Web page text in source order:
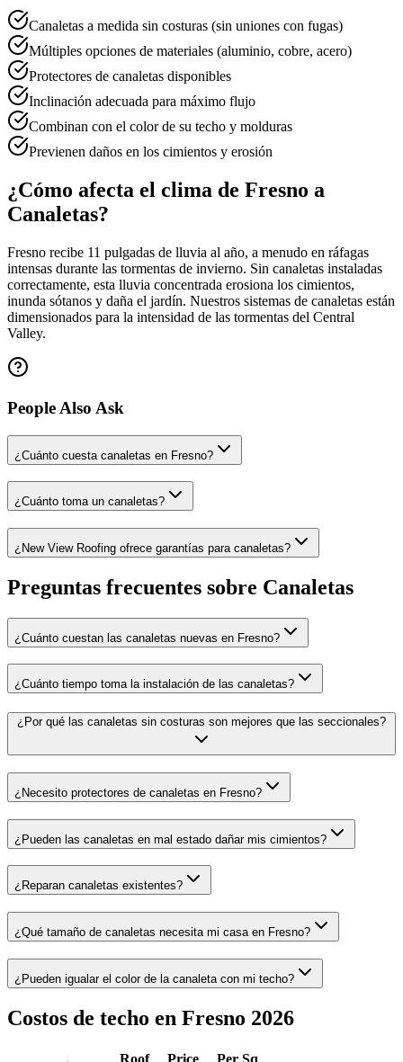
Canaletas a medida sin costuras (sin uniones con fugas)
Múltiples opciones de materiales (aluminio, cobre, acero)
Protectores de canaletas disponibles
Inclinación adecuada para máximo flujo
Combinan con el color de su techo y molduras
Previenen daños en los cimientos y erosión
¿Cómo afecta el clima de Fresno a
Canaletas?
Fresno recibe 11 pulgadas de lluvia al año, a menudo en ráfagas
intensas durante las tormentas de invierno. Sin canaletas instaladas
correctamente, esta lluvia concentrada erosiona los cimientos,
inunda sótanos y daña el jardín. Nuestros sistemas de canaletas están
dimensionados para la intensidad de las tormentas del Central
Valley.
People Also Ask
¿Cuánto cuesta canaletas en Fresno?
¿Cuánto toma un canaletas?
¿New View Roofing ofrece garantías para canaletas?
Preguntas frecuentes sobre Canaletas
¿Cuánto cuestan las canaletas nuevas en Fresno?
¿Cuánto tiempo toma la instalación de las canaletas?
¿Por qué las canaletas sin costuras son mejores que las seccionales?
¿Necesito protectores de canaletas en Fresno?
¿Pueden las canaletas en mal estado dañar mis cimientos?
¿Reparan canaletas existentes?
¿Qué tamaño de canaletas necesita mi casa en Fresno?
¿Pueden igualar el color de la canaleta con mi techo?
Costos de techo en Fresno 2026
Roof Price Per Sq